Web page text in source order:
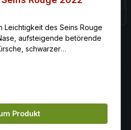
nördlich der Stadt
bei 16 Grad Celsius zu
Geflügel, Kalbsbraten
lang lagerfähige Rotwein ist
Zustand und kann
werden.
Leichtigkeit des Seins Rouge
aufsteigende betörende
schwarzer
sowie Veilchen.
Produkt